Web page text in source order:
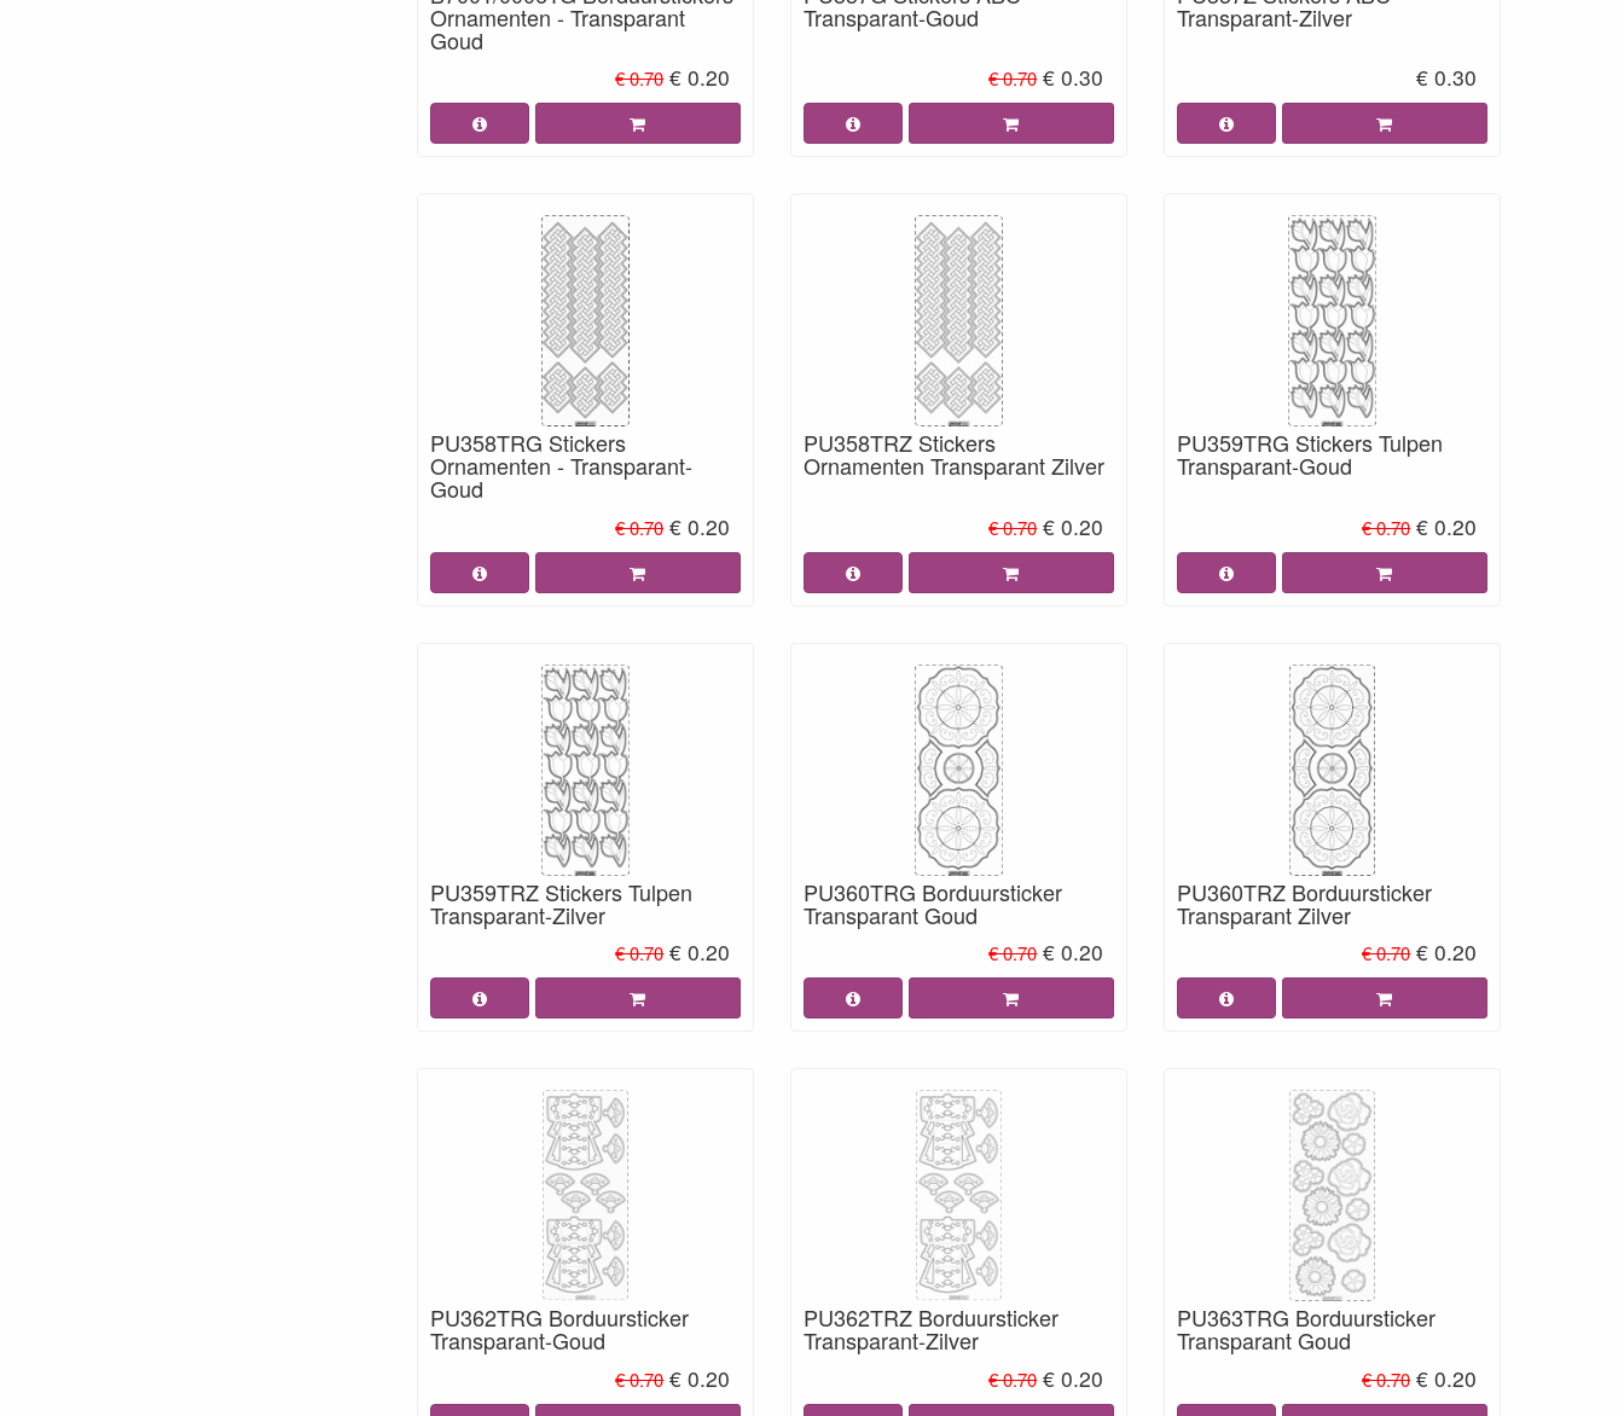
Ornamenten - Transparant
Goud
€ 0.70 € 0.20
Transparant-Goud
€ 0.70 € 0.30
Transparant-Zilver
€ 0.30
PU358TRG Stickers
Ornamenten - Transparant-
Goud
€ 0.70 € 0.20
PU358TRZ Stickers
Ornamenten Transparant Zilver
€ 0.70 € 0.20
PU359TRG Stickers Tulpen
Transparant-Goud
€ 0.70 € 0.20
PU359TRZ Stickers Tulpen
Transparant-Zilver
€ 0.70 € 0.20
PU360TRG Borduursticker
Transparant Goud
€ 0.70 € 0.20
PU360TRZ Borduursticker
Transparant Zilver
€ 0.70 € 0.20
PU362TRG Borduursticker
Transparant-Goud
€ 0.70 € 0.20
PU362TRZ Borduursticker
Transparant-Zilver
€ 0.70 € 0.20
PU363TRG Borduursticker
Transparant Goud
€ 0.70 € 0.20